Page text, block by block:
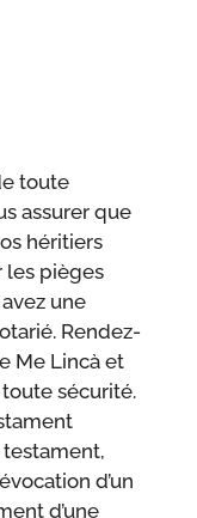
toute
assurer que
héritiers
les pièges
une
Rendez-
Me Lincà et
sécurité.
d’un
d’une